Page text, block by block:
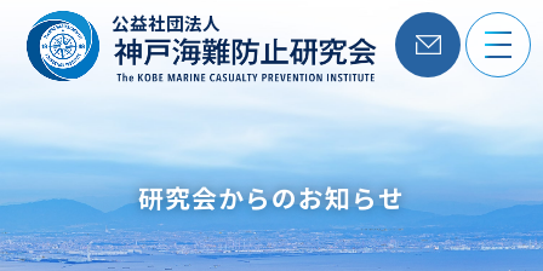
公益社団法人
研究会からのお知らせ